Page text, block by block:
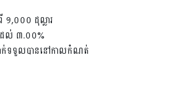
១,០០០ ដុល្លារ
ដល់ ៣.០០%
រាក់ទទួលបាននៅកាលកំណត់